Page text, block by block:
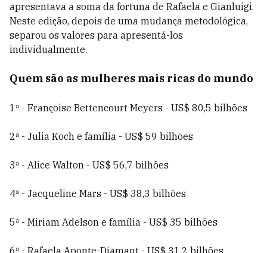
apresentava a soma da fortuna de Rafaela e Gianluigi.
Neste edição, depois de uma mudança metodológica,
separou os valores para apresentá-los
individualmente.
Quem são as mulheres mais ricas do mundo
1ª - Françoise Bettencourt Meyers - US$ 80,5 bilhões
2ª - Julia Koch e família - US$ 59 bilhões
3ª - Alice Walton - US$ 56,7 bilhões
4ª - Jacqueline Mars - US$ 38,3 bilhões
5ª - Miriam Adelson e família - US$ 35 bilhões
6ª - Rafaela Aponte-Diamant - US$ 31,2 bilhões